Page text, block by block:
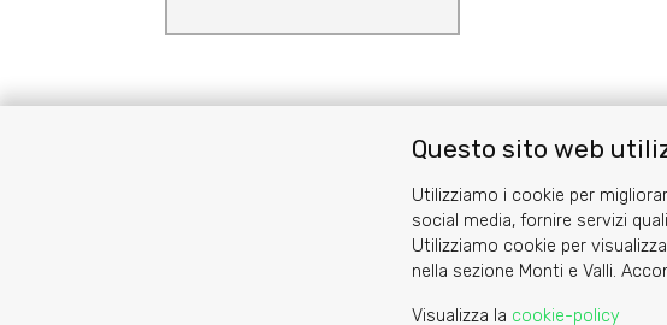
Questo sito web
Utilizziamo i cookie per
social media, fornire servizi
Utilizziamo cookie per
nella sezione Monti e Valli.
Visualizza la cookie-policy